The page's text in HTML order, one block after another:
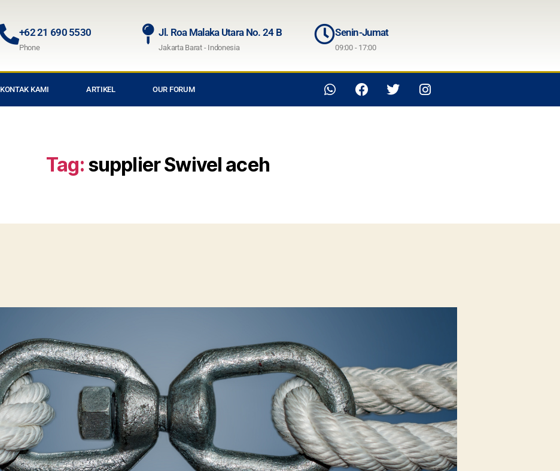
+62 21 690 5530
Phone
Jl. Roa Malaka Utara No. 24 B
Jakarta Barat - Indonesia
Senin-Jumat
09:00 - 17:00
KONTAK KAMI ARTIKEL OUR FORUM
Tag: supplier Swivel aceh